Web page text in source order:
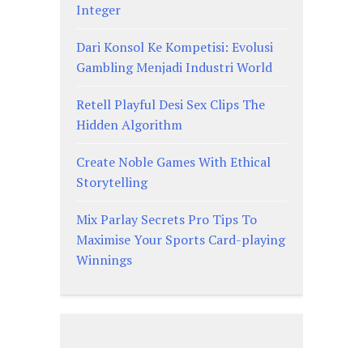
Integer
Dari Konsol Ke Kompetisi: Evolusi
Gambling Menjadi Industri World
Retell Playful Desi Sex Clips The
Hidden Algorithm
Create Noble Games With Ethical
Storytelling
Mix Parlay Secrets Pro Tips To
Maximise Your Sports Card-playing
Winnings